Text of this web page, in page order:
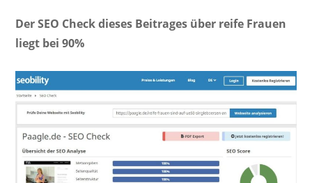
Der SEO Check dieses Beitrages über reife Frauen
liegt bei 90%